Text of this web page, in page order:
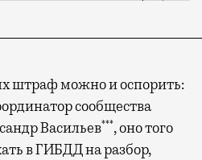
штраф можно и оспорить:
сообщества
Васильев***, оно того
в ГИБДД на разбор,